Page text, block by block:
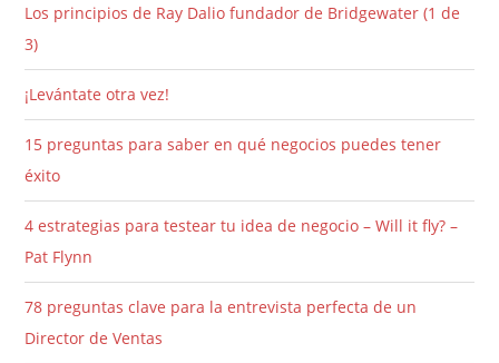
Los principios de Ray Dalio fundador de Bridgewater (1 de
3)
¡Levántate otra vez!
15 preguntas para saber en qué negocios puedes tener
éxito
4 estrategias para testear tu idea de negocio – Will it fly? –
Pat Flynn
78 preguntas clave para la entrevista perfecta de un
Director de Ventas